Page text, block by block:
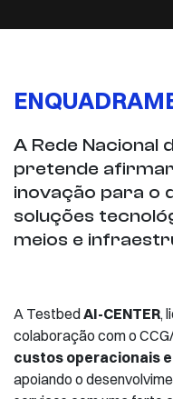
A Rede Nacional
pretende
inovação para o
soluções
meios e
A TestbedAI-CENTER,
colaboração com o
custos operacionais
apoiando o